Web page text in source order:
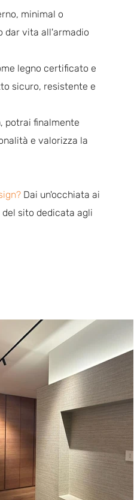
minimal o
dar vita all'armadio
legno certificato e
sicuro, resistente e
potrai finalmente
e valorizza la
? Dai un'occhiata ai
sito dedicata agli